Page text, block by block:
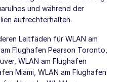
und während der
aufrechterhalten.
Leitfäden für WLAN am
Flughafen Pearson Toronto,
WLAN am Flughafen
Miami, WLAN am Flughafen